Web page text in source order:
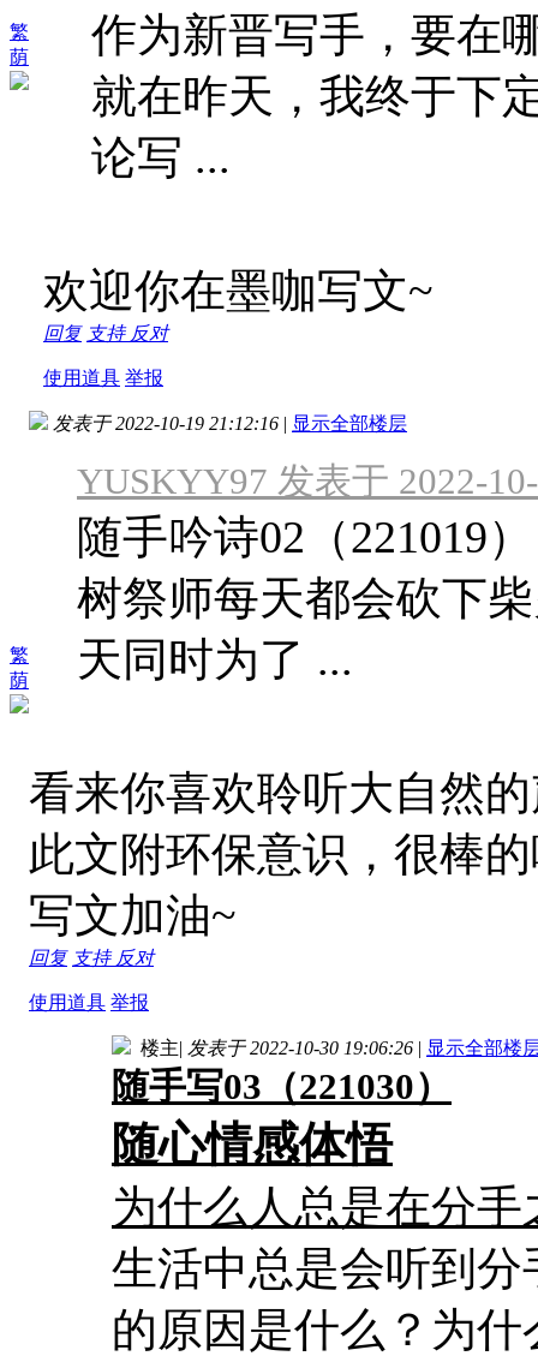
繁
荫
作为新晋写手，要在
就在昨天，我终于下
论写 ...
欢迎你在墨咖写文~
回复 支持 反对
使用道具 举报
繁
荫
发表于 2022-10-19 21:12:16 | 显示全部楼层
YUSKYY97 发表于 2022-
随手吟诗02（221019
树祭师每天都会砍下
天同时为了 ...
看来你喜欢聆听大自然
此文附环保意识，很棒
写文加油~
回复 支持 反对
使用道具 举报
楼主| 发表于 2022-10-30 19:06:26 | 显示全部楼
随手写03（221030）
随心情感体悟
为什么人总是在分
生活中总是会听到
的原因是什么？为